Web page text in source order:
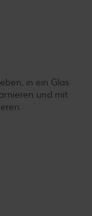
in ein Glas
und mit